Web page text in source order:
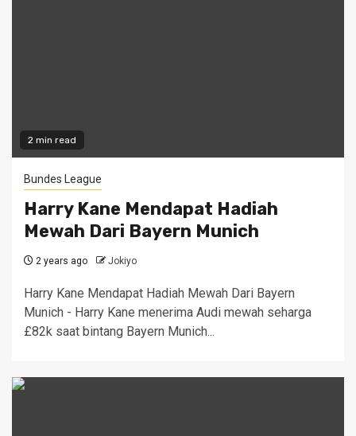
2 min read
Bundes League
Harry Kane Mendapat Hadiah
Mewah Dari Bayern Munich
2 years ago Jokiyo
Harry Kane Mendapat Hadiah Mewah Dari Bayern
Munich - Harry Kane menerima Audi mewah seharga
£82k saat bintang Bayern Munich...